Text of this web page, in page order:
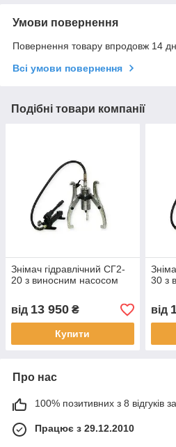
Умови повернення
Повернення товару впродовж 14
Всі умови повернення
Подібні товари компанії
Знімач гідравлічний СГ2-
20 з виносним насосом
від 13 950 ₴
Купити
30 з
від
Про нас
100% позитивних з 8 відгуків
Працює з 29.12.2010